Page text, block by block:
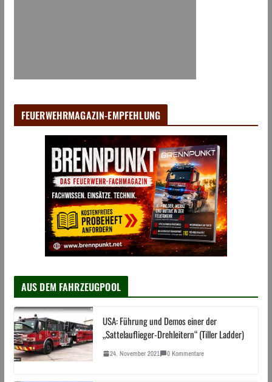
FEUERWEHRMAGAZIN-EMPFEHLUNG
AUS DEM FAHRZEUGPOOL
USA: Führung und Demos einer der
„Sattelauflieger-Drehleitern“ (Tiller Ladder)
24. November 2021 0 Kommentare